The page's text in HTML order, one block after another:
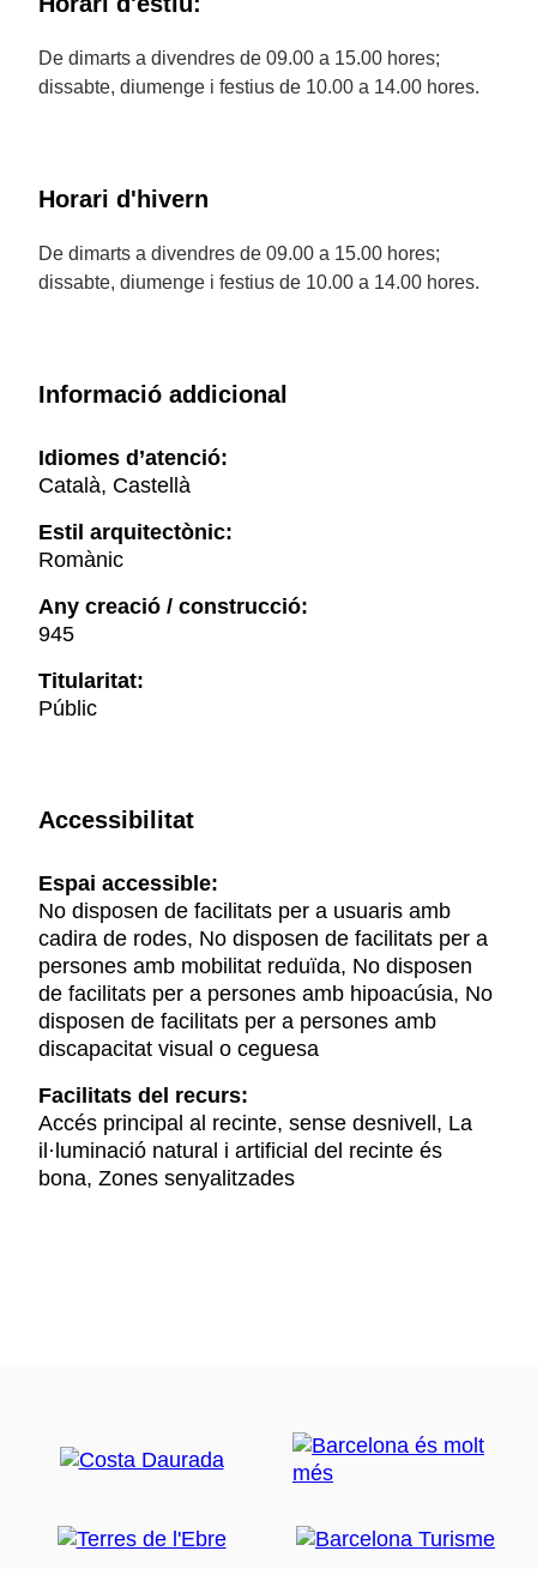
De dimarts a divendres de 09.00 a 15.00 hores;
dissabte, diumenge i festius de 10.00 a 14.00 hores.
Horari d'hivern
De dimarts a divendres de 09.00 a 15.00 hores;
dissabte, diumenge i festius de 10.00 a 14.00 hores.
Informació addicional
Idiomes d’atenció:
Català, Castellà
Estil arquitectònic:
Romànic
Any creació / construcció:
945
Titularitat:
Públic
Accessibilitat
Espai accessible:
No disposen de facilitats per a usuaris amb
cadira de rodes, No disposen de facilitats per a
persones amb mobilitat reduïda, No disposen
de facilitats per a persones amb hipoacúsia, No
disposen de facilitats per a persones amb
discapacitat visual o ceguesa
Facilitats del recurs:
Accés principal al recinte, sense desnivell, La
il·luminació natural i artificial del recinte és
bona, Zones senyalitzades